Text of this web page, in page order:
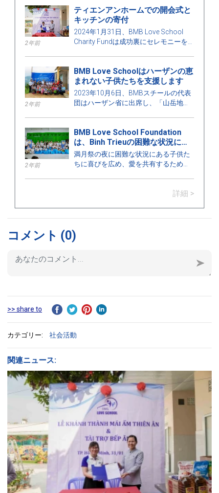
BMBラブスクール財団の代表者が出席
しました。
2年前
ティエンアンホームでの開会式と
キッチンの寄付
2024年1月31日、BMB Love School
Charity Fundは成功裏にセレモニーを
ッチンを支援しました。
2年前
BMB Love Schoolはハーザンの恵
まれない子供たちを支援します
2023年10月6日、BMBスチールの代表
団はハーザン省に出席し、「山岳地域
ン省の新マン地区にあるタングロイ学
校の建設資金署名式とスオイタウ学校
の開校式に参加するためにやってきま
した。
2年前
BMB Love School Foundation
は、Binh Trieuの困難な状況にあ
る子供たちのために「Joy for
Children」というプログラムを開
満月祭の夜に困難な状況にある子供た
ちに喜びを広め、愛を共有するため
ログラムでの使命を完了し、ツーデュ
詳細 >
コメント (0)
>> share to
カテゴリー: 社会活動
関連ニュース: